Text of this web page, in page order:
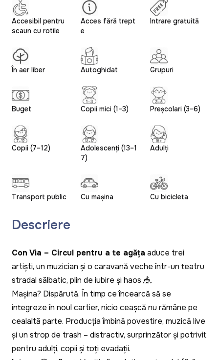
Accesibil pentru
scaun cu rotile
Acces fără trept
e
Intrare gratuită
În aer liber Autoghidat Grupuri
Buget Copii mici (1–3) Preșcolari (3–6)
Copii (7–12)
Adolescenți (13–1
7)
Adulți
Transport public Cu mașina Cu bicicleta
Descriere
Con Via – Circul pentru a te agăța aduce trei
artiști, un muzician și o caravană veche într-un teatru
stradal sălbatic, plin de iubire și haos 🎪.
Mașina? Dispărută. În timp ce încearcă să se
integreze în noul cartier, nicio ceașcă nu rămâne pe
cealaltă parte. Producția îmbină povestire, muzică live
și un strop de trash – distractiv, surprinzător și potrivit
pentru adulți, copii și toți evadații.